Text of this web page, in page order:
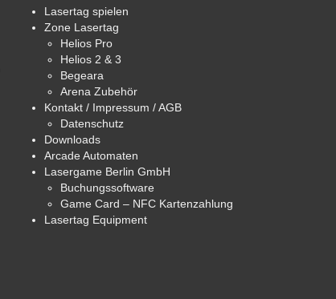
Lasertag spielen
Zone Lasertag
Helios Pro
Helios 2 & 3
Begeara
Arena Zubehör
Kontakt / Impressum / AGB
Datenschutz
Downloads
Arcade Automaten
Lasergame Berlin GmbH
Buchungssoftware
Game Card – NFC Kartenzahlung
Lasertag Equipment